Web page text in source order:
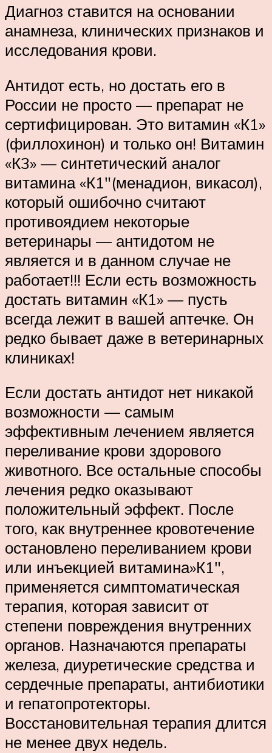
Диагноз ставится на основании
анамнеза, клинических признаков и
исследования крови.
Антидот есть, но достать его в
России не просто — препарат не
сертифицирован. Это витамин «К1»
(филлохинон) и только он! Витамин
«К3» — синтетический аналог
витамина «К1″(менадион, викасол),
который ошибочно считают
противоядием некоторые
ветеринары — антидотом не
является и в данном случае не
работает!!! Если есть возможность
достать витамин «К1» — пусть
всегда лежит в вашей аптечке. Он
редко бывает даже в ветеринарных
клиниках!
Если достать антидот нет никакой
возможности — самым
эффективным лечением является
переливание крови здорового
животного. Все остальные способы
лечения редко оказывают
положительный эффект. После
того, как внутреннее кровотечение
остановлено переливанием крови
или инъекцией витамина»К1″,
применяется симптоматическая
терапия, которая зависит от
степени повреждения внутренних
органов. Назначаются препараты
железа, диуретические средства и
сердечные препараты, антибиотики
и гепатопротекторы.
Восстановительная терапия длится
не менее двух недель.